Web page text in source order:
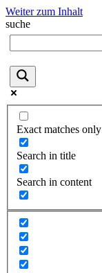
Weiter zum Inhalt
suche
Exact matches only
Search in title
Search in content